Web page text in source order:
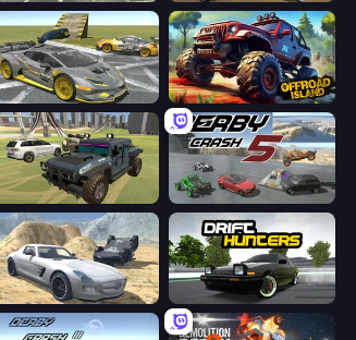
Wrong Way Offroad Island
4x4 Offroader Derby Crash 5
Derby Crash 2 Drift Hunters